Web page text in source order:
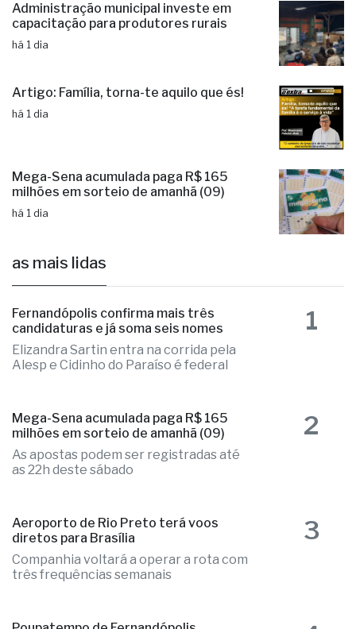
Administração municipal investe em
capacitação para produtores rurais
há 1 dia
Artigo: Família, torna-te aquilo que és!
há 1 dia
Mega-Sena acumulada paga R$ 165
milhões em sorteio de amanhã (09)
há 1 dia
as mais lidas
Fernandópolis confirma mais três
candidaturas e já soma seis nomes
Elizandra Sartin entra na corrida pela
Alesp e Cidinho do Paraíso é federal
1
Mega-Sena acumulada paga R$ 165
milhões em sorteio de amanhã (09)
As apostas podem ser registradas até
as 22h deste sábado
2
Aeroporto de Rio Preto terá voos
diretos para Brasília
Companhia voltará a operar a rota com
três frequências semanais
3